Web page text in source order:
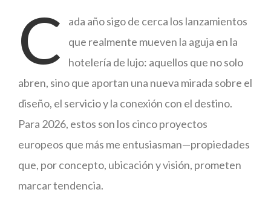
C
ada año sigo de cerca los lanzamientos
que realmente mueven la aguja en la
hotelería de lujo: aquellos que no solo
abren, sino que aportan una nueva mirada sobre el
diseño, el servicio y la conexión con el destino.
Para 2026, estos son los cinco proyectos
europeos que más me entusiasman—propiedades
que, por concepto, ubicación y visión, prometen
marcar tendencia.